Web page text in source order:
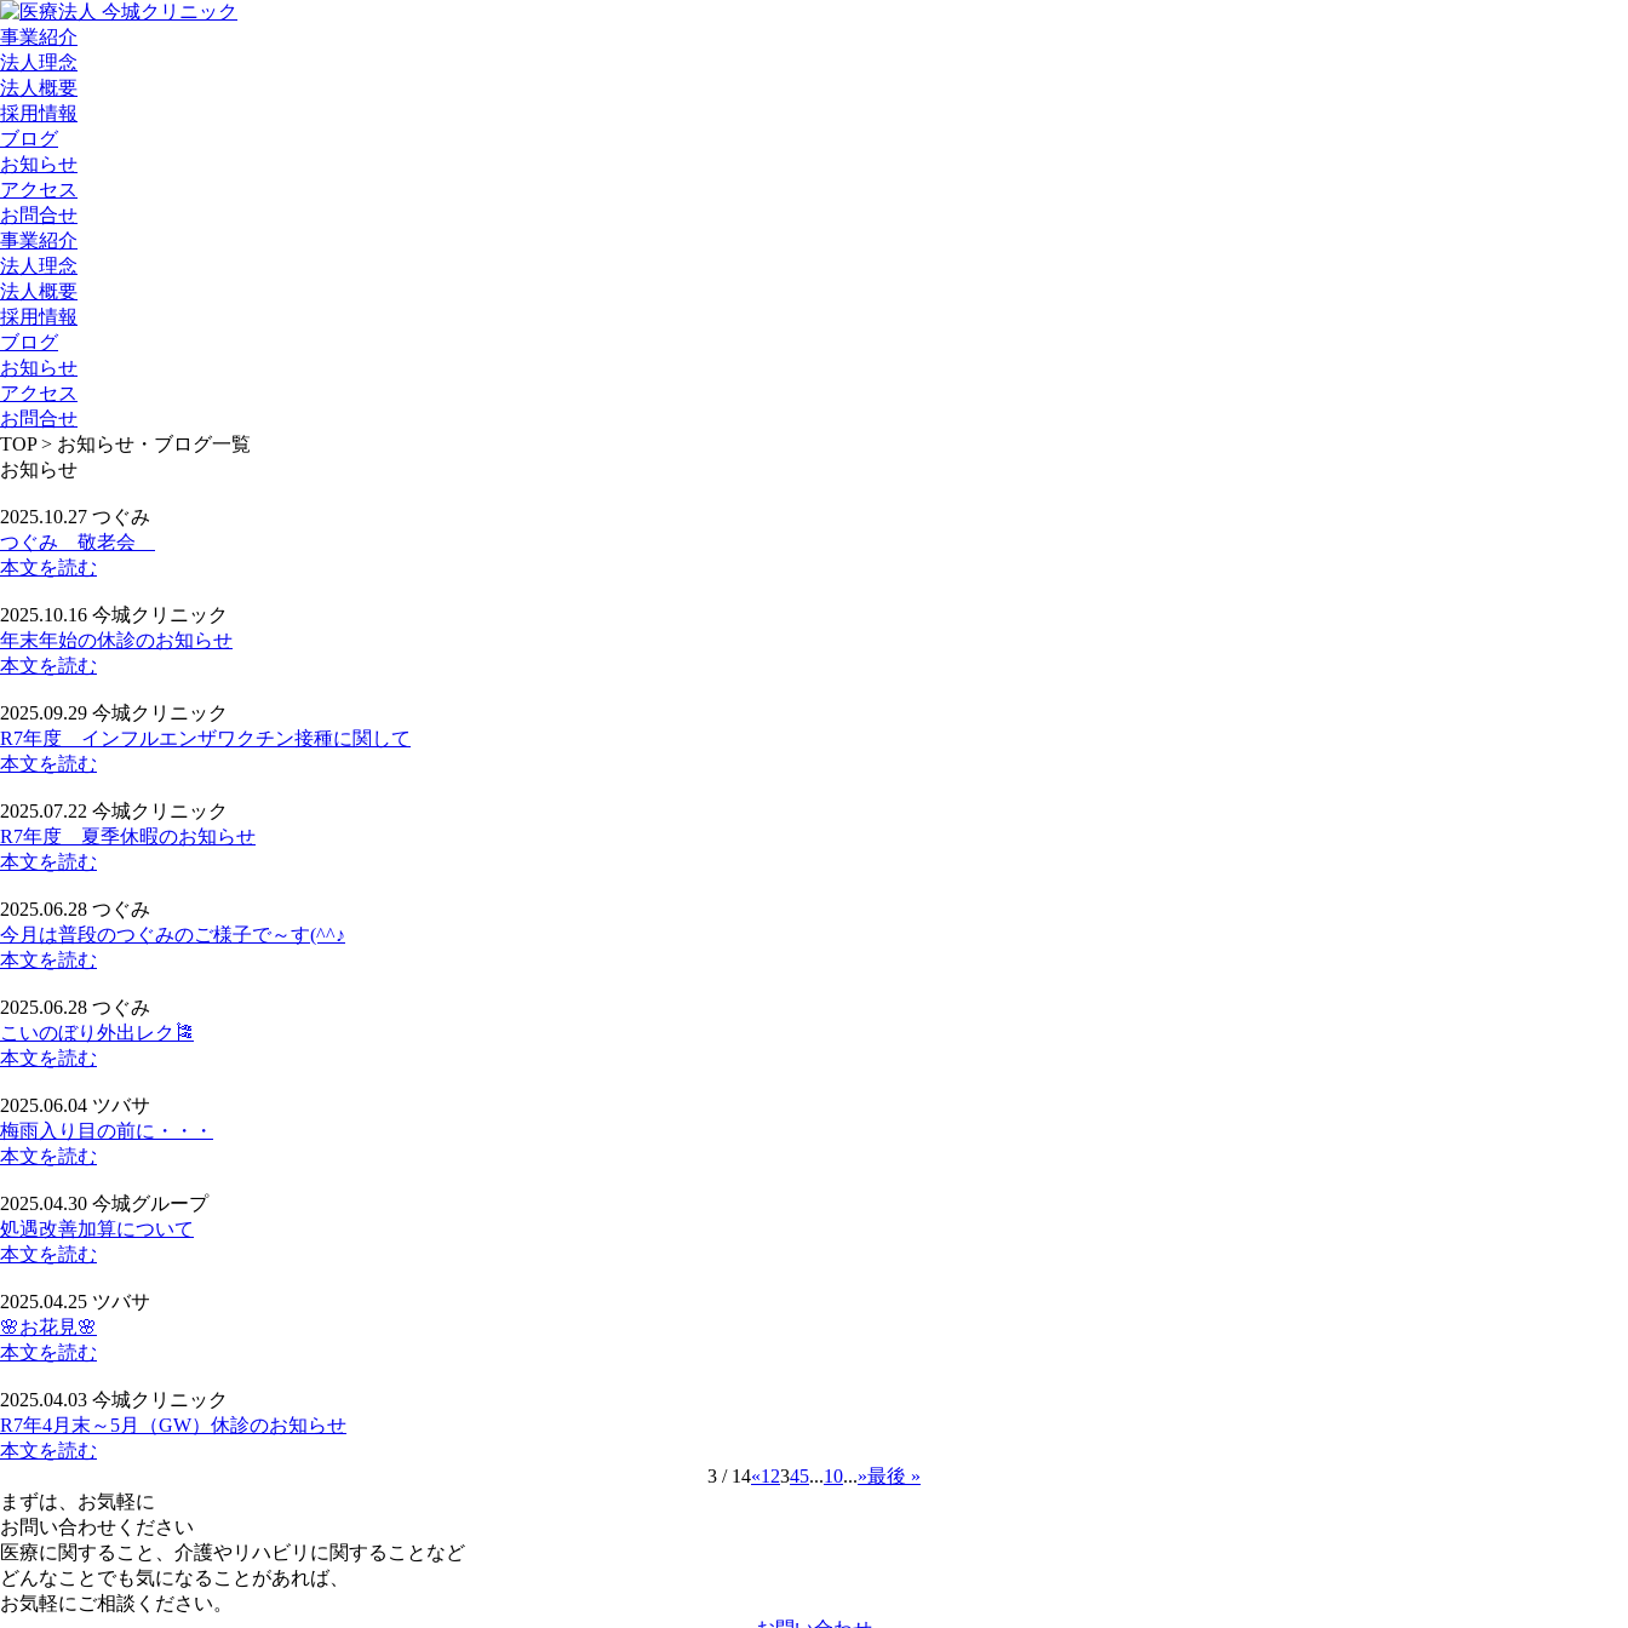
事業紹介
法人理念
法人概要
採用情報
ブログ
お知らせ
アクセス
お問合せ
事業紹介
法人理念
法人概要
採用情報
ブログ
お知らせ
アクセス
お問合せ
TOP > お知らせ・ブログ一覧
お知らせ
2025.10.27 つぐみ
つぐみ 敬老会
本文を読む
2025.10.16 今城クリニック
年末年始の休診のお知らせ
本文を読む
2025.09.29 今城クリニック
R7年度 インフルエンザワクチン接種に関して
本文を読む
2025.07.22 今城クリニック
R7年度 夏季休暇のお知らせ
本文を読む
2025.06.28 つぐみ
今月は普段のつぐみのご様子で～す(^^♪
本文を読む
2025.06.28 つぐみ
こいのぼり外出レク🎏
本文を読む
2025.06.04 ツバサ
梅雨入り目の前に・・・
本文を読む
2025.04.30 今城グループ
処遇改善加算について
本文を読む
2025.04.25 ツバサ
🌸お花見🌸
本文を読む
2025.04.03 今城クリニック
R7年4月末～5月（GW）休診のお知らせ
本文を読む
3 / 14«1 2345...10...»最後 »
まずは、お気軽に
お問い合わせください
医療に関すること、介護やリハビリに関することなど
どんなことでも気になることがあれば、
お気軽にご相談ください。